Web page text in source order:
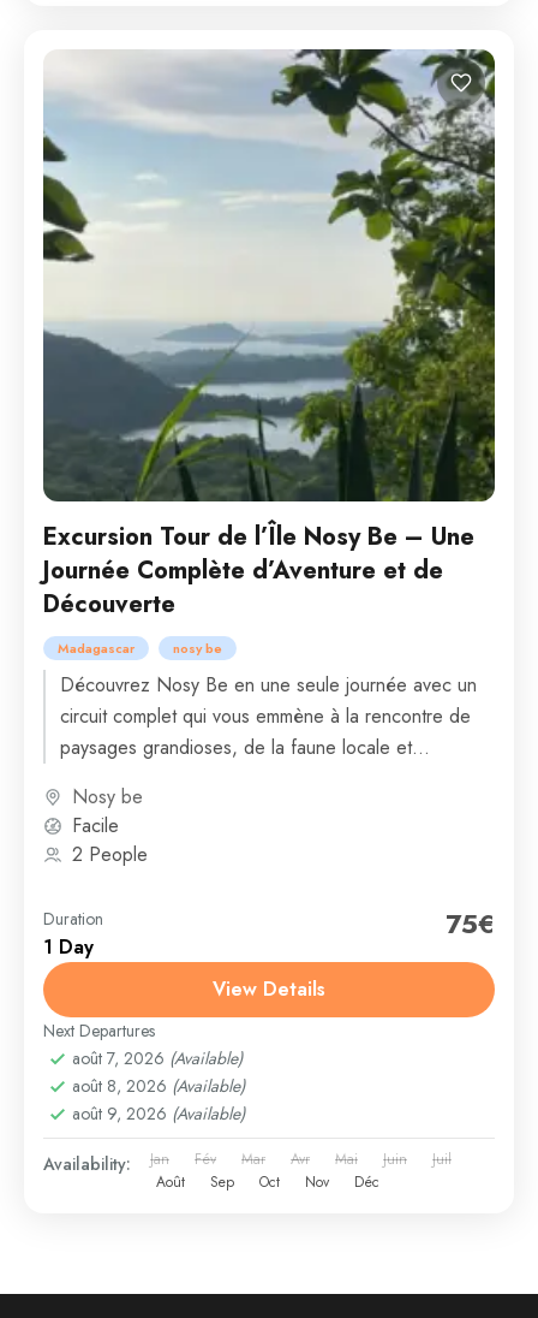
Excursion Tour de l’Île Nosy Be – Une
Journée Complète d’Aventure et de
Découverte
Madagascar nosy be
Découvrez Nosy Be en une seule journée avec un
circuit complet qui vous emmène à la rencontre de
paysages grandioses, de la faune locale et...
Nosy be
Facile
2 People
Duration
1 Day
75€
View Details
Next Departures
août 7, 2026 (Available)
août 8, 2026 (Available)
août 9, 2026 (Available)
Availability: Jan Fév Mar Avr Mai Juin
Juil
Août
Sep Oct Nov Déc